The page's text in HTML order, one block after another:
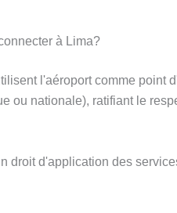
à Lima?
l'aéroport comme point
ou nationale), ratifiant le
droit d'application des